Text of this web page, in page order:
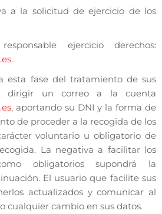
a la solicitud de ejercicio de los
ejercicio derechos:
.
esta fase del tratamiento de sus
dirigir un correo a la cuenta
, aportando su DNI y la forma de
de proceder a la recogida de los
voluntario u obligatorio de
La negativa a facilitar los
obligatorios supondrá la
El usuario que facilite sus
actualizados y comunicar al
cualquier cambio en sus datos.